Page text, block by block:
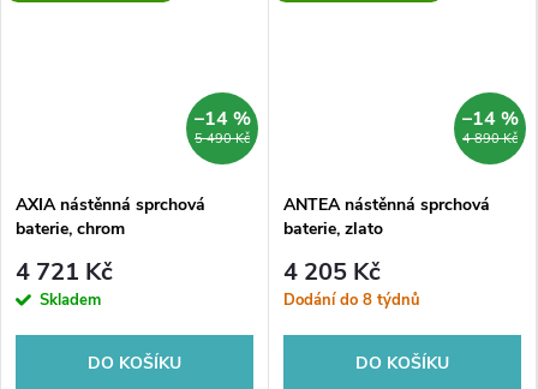
5 490 Kč
–14 %
AXIA nástěnná sprchová
baterie, chrom
4 721 Kč
Skladem
DO KOŠÍKU
4 890 Kč
–14 %
ANTEA nástěnná sprchová
baterie, zlato
4 205 Kč
Dodání do 8 týdnů
DO KOŠÍKU